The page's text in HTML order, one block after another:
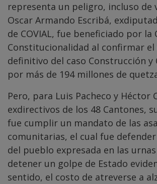
representa un peligro, incluso de
Oscar Armando Escribá,
de COVIAL, fue beneficiado por la
Constitucionalidad al confirmar el
definitivo del caso Construcción y
por más de 194 millones de
Pero, para Luis Pacheco y Héctor
exdirectivos de los 48 Cantones,
fue cumplir un mandato de las
comunitarias, el cual fue
del pueblo expresada en las
detener un golpe de Estado
sentido, el costo de atreverse a